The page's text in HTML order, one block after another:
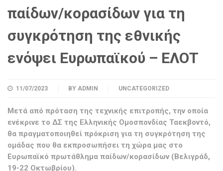
παίδων/κορασίδων για τη
συγκρότηση της εθνικής
ενόψει Ευρωπαϊκού – ΕΛΟΤ
11/07/2023 BY ADMIN UNCATEGORIZED
Μετά από πρόταση της τεχνικής επιτροπής, την οποία
ενέκρινε το ΔΣ της Ελληνικής Ομοσπονδίας Ταεκβοντό,
θα πραγματοποιηθεί πρόκριση για τη συγκρότηση της
ομάδας που θα εκπροσωπήσει τη χώρα μας στο
Ευρωπαϊκό πρωτάθλημα παίδων/κορασίδων (Βελιγράδ,
19-22 Οκτωβρίου).